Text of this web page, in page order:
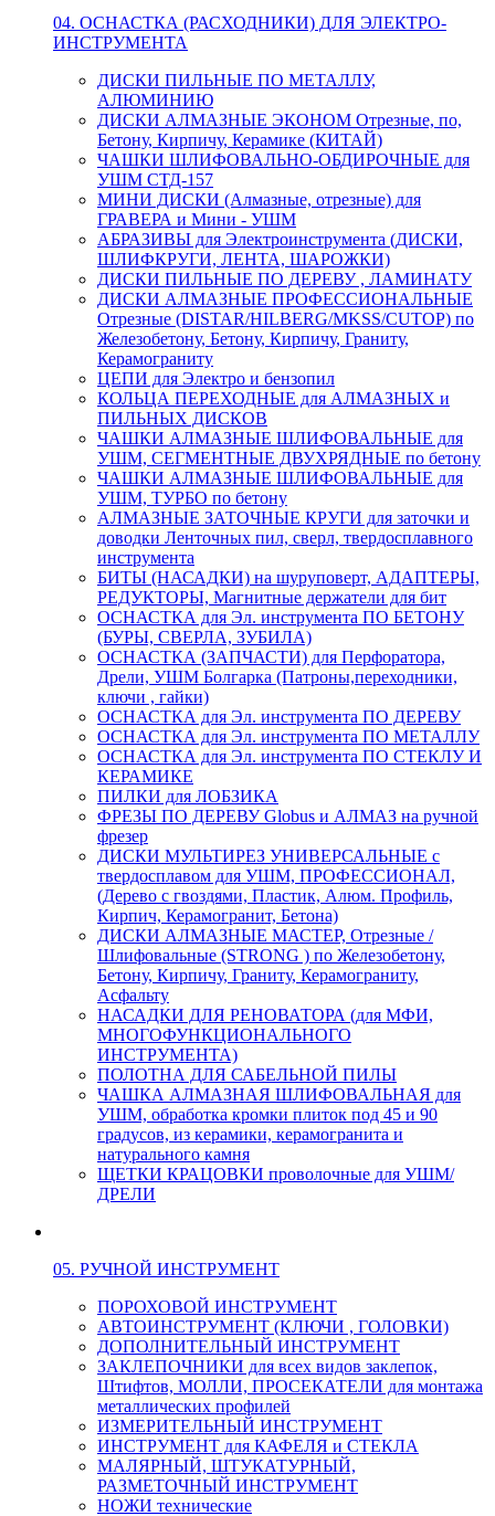
04. ОСНАСТКА (РАСХОДНИКИ) ДЛЯ ЭЛЕКТРО-
ИНСТРУМЕНТА
ДИСКИ ПИЛЬНЫЕ ПО МЕТАЛЛУ,
АЛЮМИНИЮ
ДИСКИ АЛМАЗНЫЕ ЭКОНОМ Отрезные, по,
Бетону, Кирпичу, Керамике (КИТАЙ)
ЧАШКИ ШЛИФОВАЛЬНО-ОБДИРОЧНЫЕ для
УШМ СТД-157
МИНИ ДИСКИ (Алмазные, отрезные) для
ГРАВЕРА и Мини - УШМ
АБРАЗИВЫ для Электроинструмента (ДИСКИ,
ШЛИФКРУГИ, ЛЕНТА, ШАРОЖКИ)
ДИСКИ ПИЛЬНЫЕ ПО ДЕРЕВУ , ЛАМИНАТУ
ДИСКИ АЛМАЗНЫЕ ПРОФЕССИОНАЛЬНЫЕ
Отрезные (DISTAR/HILBERG/MKSS/CUTOP) по
Железобетону, Бетону, Кирпичу, Граниту,
Керамограниту
ЦЕПИ для Электро и бензопил
КОЛЬЦА ПЕРЕХОДНЫЕ для АЛМАЗНЫХ и
ПИЛЬНЫХ ДИСКОВ
ЧАШКИ АЛМАЗНЫЕ ШЛИФОВАЛЬНЫЕ для
УШМ, СЕГМЕНТНЫЕ ДВУХРЯДНЫЕ по бетону
ЧАШКИ АЛМАЗНЫЕ ШЛИФОВАЛЬНЫЕ для
УШМ, ТУРБО по бетону
АЛМАЗНЫЕ ЗАТОЧНЫЕ КРУГИ для заточки и
доводки Ленточных пил, сверл, твердосплавного
инструмента
БИТЫ (НАСАДКИ) на шуруповерт, АДАПТЕРЫ,
РЕДУКТОРЫ, Магнитные держатели для бит
ОСНАСТКА для Эл. инструмента ПО БЕТОНУ
(БУРЫ, СВЕРЛА, ЗУБИЛА)
ОСНАСТКА (ЗАПЧАСТИ) для Перфоратора,
Дрели, УШМ Болгарка (Патроны,переходники,
ключи , гайки)
ОСНАСТКА для Эл. инструмента ПО ДЕРЕВУ
ОСНАСТКА для Эл. инструмента ПО МЕТАЛЛУ
ОСНАСТКА для Эл. инструмента ПО СТЕКЛУ И
КЕРАМИКЕ
ПИЛКИ для ЛОБЗИКА
ФРЕЗЫ ПО ДЕРЕВУ Globus и АЛМАЗ на ручной
фрезер
ДИСКИ МУЛЬТИРЕЗ УНИВЕРСАЛЬНЫЕ с
твердосплавом для УШМ, ПРОФЕССИОНАЛ,
(Дерево с гвоздями, Пластик, Алюм. Профиль,
Кирпич, Керамогранит, Бетона)
ДИСКИ АЛМАЗНЫЕ МАСТЕР, Отрезные /
Шлифовальные (STRONG ) по Железобетону,
Бетону, Кирпичу, Граниту, Керамограниту,
Асфальту
НАСАДКИ ДЛЯ РЕНОВАТОРА (для МФИ,
МНОГОФУНКЦИОНАЛЬНОГО
ИНСТРУМЕНТА)
ПОЛОТНА ДЛЯ САБЕЛЬНОЙ ПИЛЫ
ЧАШКА АЛМАЗНАЯ ШЛИФОВАЛЬНАЯ для
УШМ, обработка кромки плиток под 45 и 90
градусов, из керамики, керамогранита и
натурального камня
ЩЕТКИ КРАЦОВКИ проволочные для УШМ/
ДРЕЛИ
05. РУЧНОЙ ИНСТРУМЕНТ
ПОРОХОВОЙ ИНСТРУМЕНТ
АВТОИНСТРУМЕНТ (КЛЮЧИ , ГОЛОВКИ)
ДОПОЛНИТЕЛЬНЫЙ ИНСТРУМЕНТ
ЗАКЛЕПОЧНИКИ для всех видов заклепок,
Штифтов, МОЛЛИ, ПРОСЕКАТЕЛИ для монтажа
металлических профилей
ИЗМЕРИТЕЛЬНЫЙ ИНСТРУМЕНТ
ИНСТРУМЕНТ для КАФЕЛЯ и СТЕКЛА
МАЛЯРНЫЙ, ШТУКАТУРНЫЙ,
РАЗМЕТОЧНЫЙ ИНСТРУМЕНТ
НОЖИ технические